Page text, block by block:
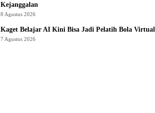
Kejanggalan
8 Agustus 2026
Kaget Belajar AI Kini Bisa Jadi Pelatih Bola Virtual
7 Agustus 2026